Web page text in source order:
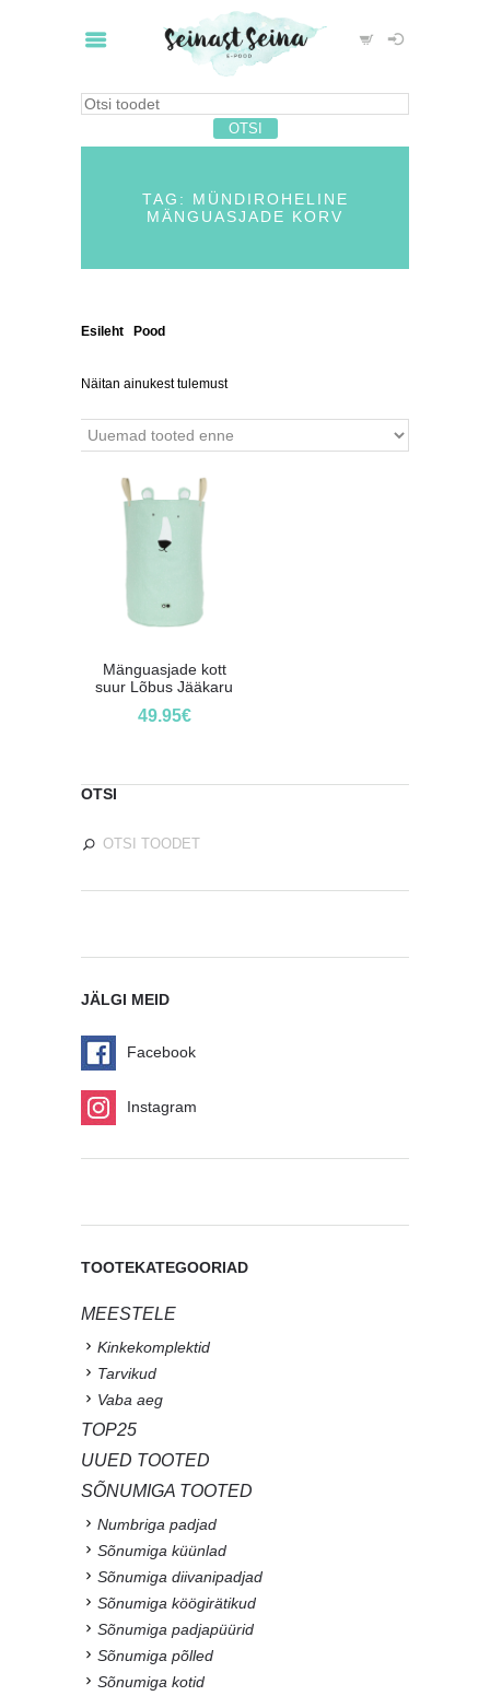
TAG: MÜNDIROHELINE
MÄNGUASJADE KORV
Esileht Pood
Näitan ainukest tulemust
Mänguasjade kott
suur Lõbus Jääkaru
49.95€
OTSI
JÄLGI MEID
Facebook
Instagram
TOOTEKATEGOORIAD
MEESTELE
Kinkekomplektid
Tarvikud
Vaba aeg
TOP25
UUED TOOTED
SÕNUMIGA TOOTED
Numbriga padjad
Sõnumiga küünlad
Sõnumiga diivanipadjad
Sõnumiga köögirätikud
Sõnumiga padjapüürid
Sõnumiga põlled
Sõnumiga kotid